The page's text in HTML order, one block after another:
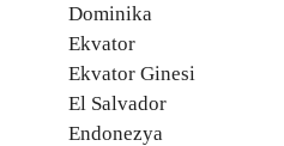
Dominika
Ekvator
Ekvator Ginesi
El Salvador
Endonezya